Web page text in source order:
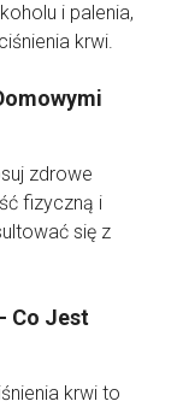
i palenia,
krwi.
zdrowe
fizyczną i
się z
Co Jest
krwi to